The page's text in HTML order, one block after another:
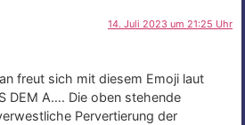
14. Juli 2023 um 21:25 Uhr
freut sich mit diesem Emoji laut
DEM A…. Die oben stehende
Pervertierung der